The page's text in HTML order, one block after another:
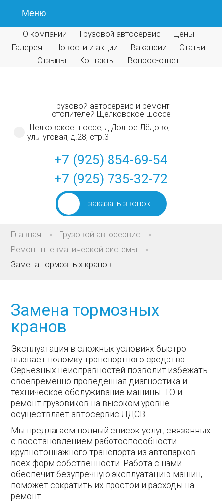
Меню
О компании Грузовой автосервис
Цены
Галерея
Новости и акции Вакансии
Статьи
Отзывы
Контакты Вопрос-ответ
Грузовой автосервис и ремонт
отопителей Щелковское шоссе
Щелковское шоссе, д.Долгое Лёдово,
ул.Луговая, д.28, стр.3
+7 (925) 854-69-54
+7 (925) 735-32-72
заказать звонок
Главная
Грузовой автосервис
Ремонт пневматической системы
Замена тормозных кранов
Замена тормозных
кранов
Эксплуатация в сложных условиях быстро
вызвает поломку транспортного средства.
Серьезных неисправностей позволит избежать
своевременно проведенная диагностика и
техническое обслуживание машины. ТО и
ремонт грузовиков на высоком уровне
осуществляет автосервис ЛДСВ.
Мы предлагаем полный список услуг, связанных
с восстановлением работоспособности
крупнотоннажного транспорта из автопарков
всех форм собственности. Работа с нами
обеспечит безупречную эксплуатацию машин,
поможет сократить их простои и расходы на
ремонт.